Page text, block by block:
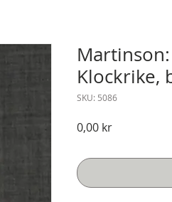
Klockrike,
SKU: 5086
0,00 krPris